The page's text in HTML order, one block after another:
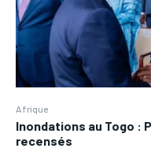
Afrique
Inondations au Togo :
recensés